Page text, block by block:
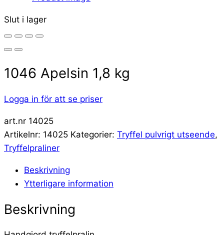
Slut i lager
1046 Apelsin 1,8 kg
Logga in för att se priser
art.nr 14025
Artikelnr: 14025 Kategorier: Tryffel pulvrigt utseende,
Tryffelpraliner
Beskrivning
Ytterligare information
Beskrivning